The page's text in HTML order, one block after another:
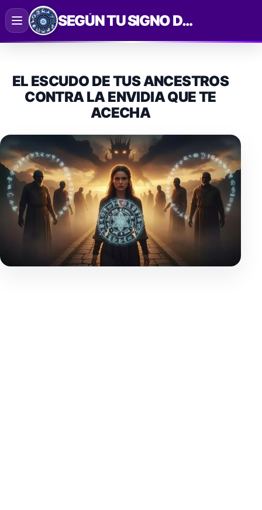
Saltar
al
contenido
SEGÚN TU SIGNO DEL ZODIACO
EL ESCUDO DE TUS ANCESTROS
CONTRA LA ENVIDIA QUE TE
ACECHA